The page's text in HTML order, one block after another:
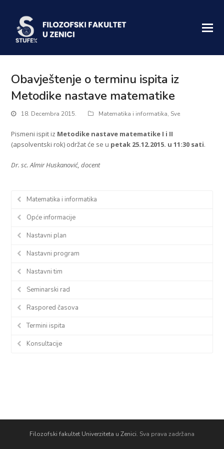
Obavještenje o terminu ispita iz
Metodike nastave matematike
18. Decembra 2015. Matematika i informatika, Sve
Pismeni ispit iz Metodike nastave matematike I i II
(apsolventski rok) održat će se u petak 25.12.2015. u 11:30 sati.
Dr. sc. Almir Huskanović, docent
Matematika i informatika
Opće informacije
Nastavni plan
Nastavni program
Nastavni tim
Seminarski rad
Raspored časova
Termini ispita
Konsultacije
Filozofski fakultet Univerziteta u Zenici. Sva prava zadržana